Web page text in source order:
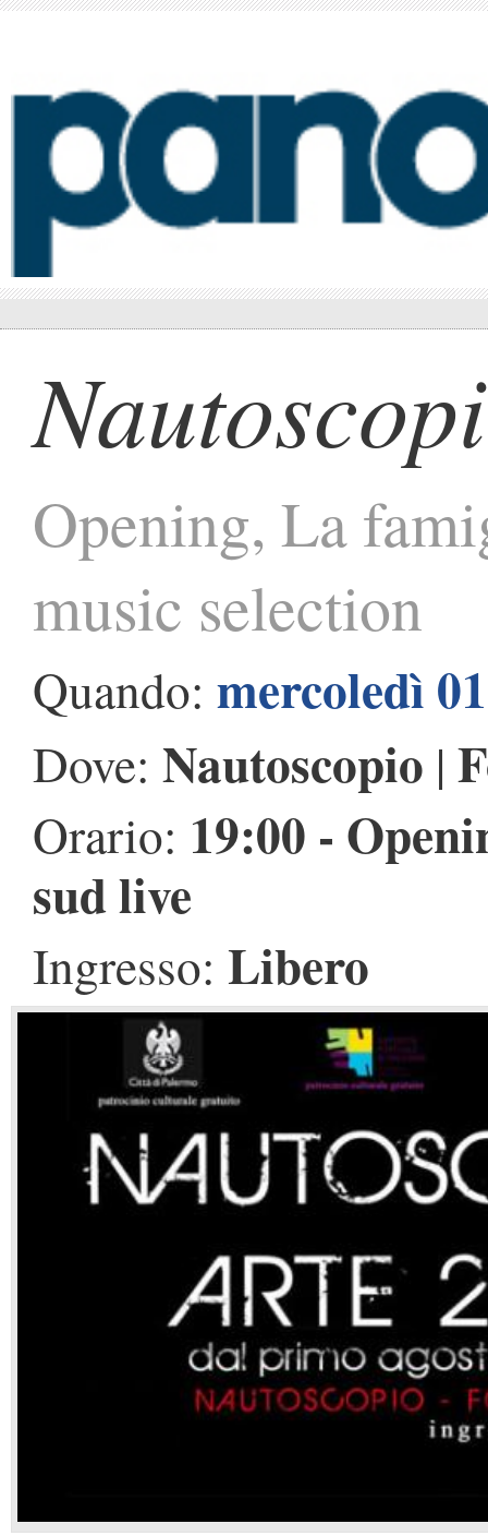
Opening, La
music selection
Quando: mercoledì
Dove: Nautoscopio |
Orario: 19:00 -
sud live
Ingresso: Libero